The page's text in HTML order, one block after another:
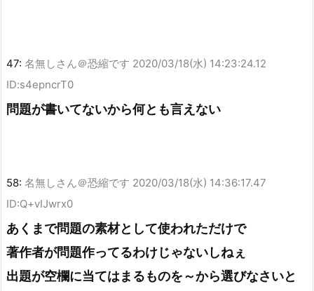
47: 名無しさん＠恐縮です 2020/03/18(水) 14:23:24.12
ID:s4epncrT0
問題が書いてないから何とも言えない
58: 名無しさん＠恐縮です 2020/03/18(水) 14:36:17.47
ID:Q+vIJwrx0
あくまで問題の素材として使われただけで
著作者が問題作ってるわけじゃないしねぇ
出題が空欄に当てはまるものを～から選びなさいと